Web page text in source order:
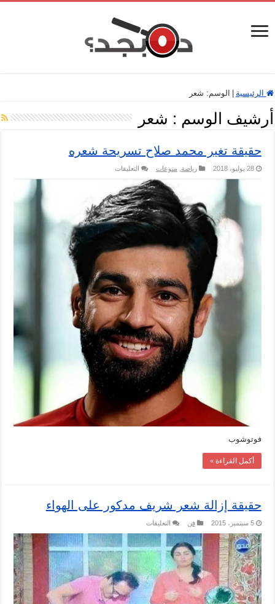
الرئيسية الوسم: شعر
أرشيف الوسم : شعر
حقيقة تغير محمد صلاح تسريحة شعره
28 يوليو، 2018 رياضة منوعات التعليقات
صلاح
تسريحة
شعره
مغلقة
فوتوشوب
أكمل القراءة »
حقيقة إزالة شعر شريف مدكور على الهواء
5 سبتمبر، 2015 فن التعليقات
شعر
شريف
على
الهواء
مغلقة